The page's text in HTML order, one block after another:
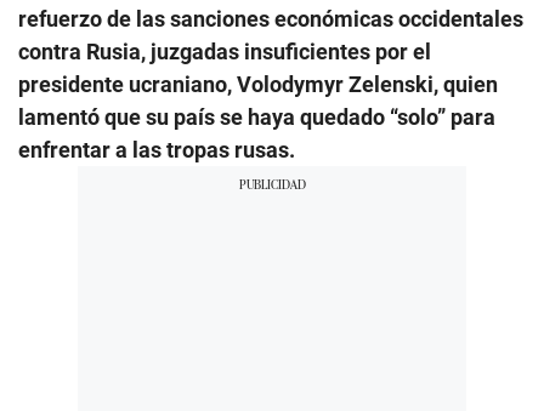
refuerzo de las sanciones económicas occidentales
contra Rusia, juzgadas insuficientes por el
presidente ucraniano, Volodymyr Zelenski, quien
lamentó que su país se haya quedado “solo” para
enfrentar a las tropas rusas.